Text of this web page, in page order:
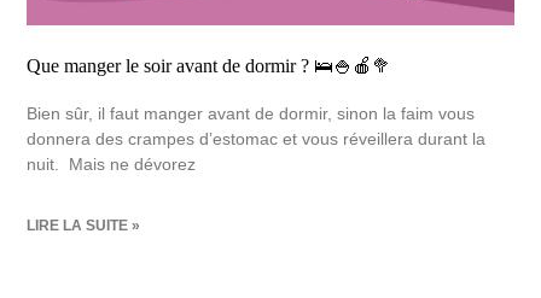
Que manger le soir avant de dormir ? 🛌🍚🍎🥦
Bien sûr, il faut manger avant de dormir, sinon la faim vous
donnera des crampes d’estomac et vous réveillera durant la
nuit. Mais ne dévorez
LIRE LA SUITE »